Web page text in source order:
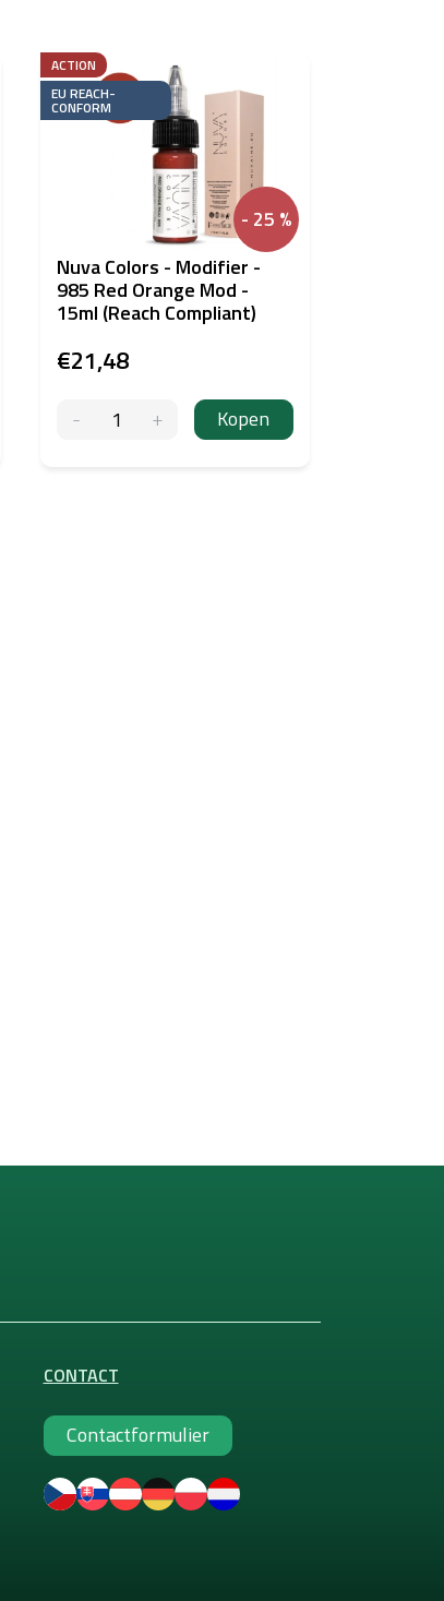
- 25 %
ACTION
EU REACH-
CONFORM
Nuva Colors - Modifier -
985 Red Orange Mod -
15ml (Reach Compliant)
€21,48
Kopen
CONTACT
Contactformulier